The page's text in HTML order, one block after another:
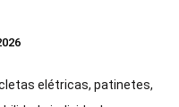
elétricas, patinetes,